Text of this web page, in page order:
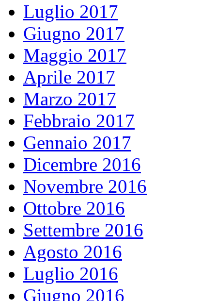
Luglio 2017
Giugno 2017
Maggio 2017
Aprile 2017
Marzo 2017
Febbraio 2017
Gennaio 2017
Dicembre 2016
Novembre 2016
Ottobre 2016
Settembre 2016
Agosto 2016
Luglio 2016
Giugno 2016